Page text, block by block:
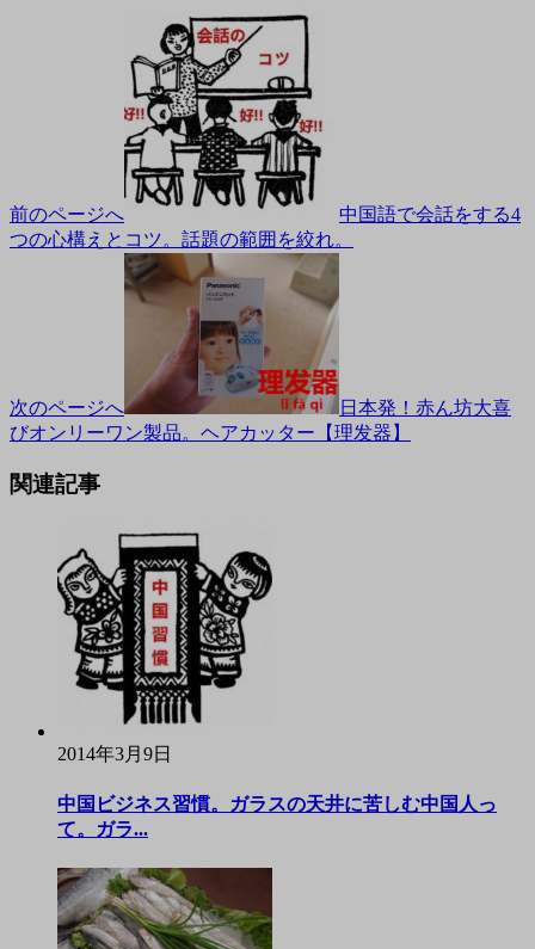
前のページへ
中国語で会話をする4
つの心構えとコツ。話題の範囲を絞れ。
次のページへ
日本発！赤ん坊大喜
びオンリーワン製品。ヘアカッター【理发器】
関連記事
2014年3月9日
中国ビジネス習慣。ガラスの天井に苦しむ中国人っ
て。ガラ...